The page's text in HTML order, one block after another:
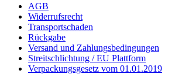
AGB
Widerrufsrecht
Transportschaden
Rückgabe
Versand und Zahlungsbedingungen
Streitschlichtung / EU Plattform
Verpackungsgesetz vom 01.01.2019